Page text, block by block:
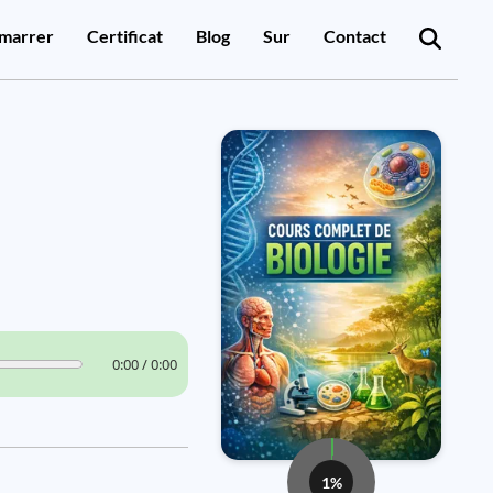
Certificat Blog Sur Contact
0:00 / 0:00
1%